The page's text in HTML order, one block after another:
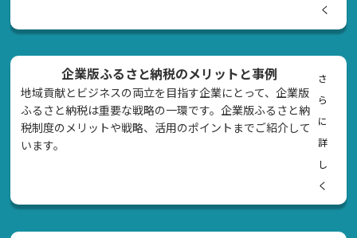
く
企業版ふるさと納税のメリットと事例
地域貢献とビジネスの両立を目指す企業にとって、企業版
ふるさと納税は重要な戦略の一環です。企業版ふるさと納
税制度のメリットや戦略、活用のポイントまでご紹介して
います。
さ
ら
に
詳
し
く